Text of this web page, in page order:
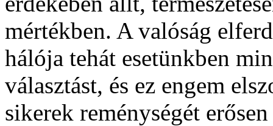
mértékben. A valóság
hálója tehát esetünkben
választást, és ez engem
sikerek reménységét